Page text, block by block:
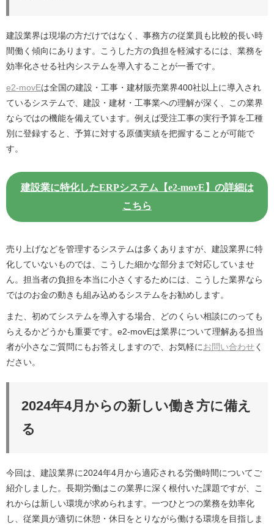
建設業界は現場の方だけではなく、事務方の従業員も比較的長い時
間働く傾向にあります。こうした方の負担を軽減するには、業務を
効率化させる社内システムを導入することが一番です。
e2-movEは全国の建設・工事・建材販売業界400社以上に導入され
ているシステムで、建設・建材・工事業への理解が深く、この業界
ならではの機能を備えています。例えば受注工事の実行予算を工種
別に登録すると、予算に対する原価実績を把握することが可能で
す。
建設業に特化したERPシステム【e2-movE】の詳細は
こちら
売り上げなどを管理するシステムは多くありますが、建設業界に特
化していないものでは、こうした細かな部分まで対応していませ
ん。担当者の負担を本当に小さくするためには、こうした業界なら
ではのお金の動きも組み込めるシステムをお勧めします。
また、初めてシステムを導入する場合、どのくらい相談にのっても
らえるかどうかも重要です。e2-movEは業界について理解ある担当
者が小さなご質問にもお答えしますので、お気軽にお問い合わせ く
ださい。
2024年4月からの新しい働き方に備え
る
今回は、建設業界に2024年4月から適応される労働時間についてご
紹介しました。長期労働はこの業界に深く根付いた課題ですが、こ
れからは新しい環境が求められます。一つひとつの業務を効率化
し、従業員が適切に休憩・休日をとりながら働ける環境を目指しま